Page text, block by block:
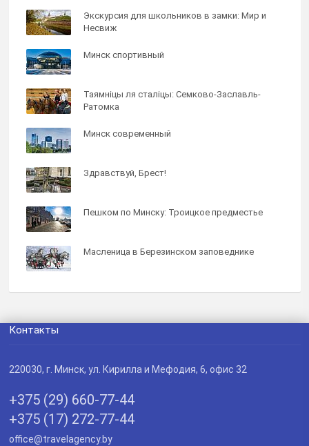
Экскурсия для школьников в замки: Мир и
Несвиж
Минск спортивный
Таямнiцы ля сталiцы: Семково-Заславль-
Ратомка
Минск современный
Здравствуй, Брест!
Пешком по Минску: Троицкое предместье
Масленица в Березинском заповеднике
Контакты
220030, г. Минск, ул. Кирилла и Мефодия, 6, офис 32
+375 (29) 660-77-44
+375 (17) 272-77-44
office@travelagency.by